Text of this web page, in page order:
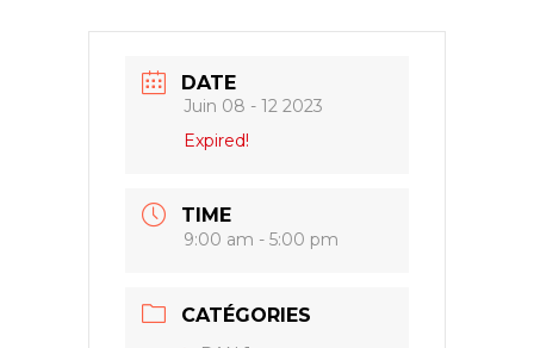
DATE
Juin 08 - 12 2023
Expired!
TIME
9:00 am - 5:00 pm
CATÉGORIES